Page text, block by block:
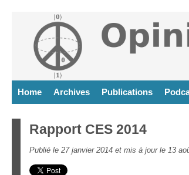
Home Archives Publications
Rapport CES 2014
Publié le 27 janvier 2014 et mis à jour le 13